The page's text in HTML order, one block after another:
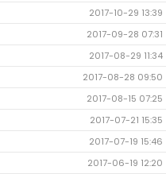
2017-10-29 13:39
2017-09-28 07:31
2017-08-29 11:34
2017-08-28 09:50
2017-08-15 07:25
2017-07-21 15:35
2017-07-19 15:46
2017-06-19 12:20